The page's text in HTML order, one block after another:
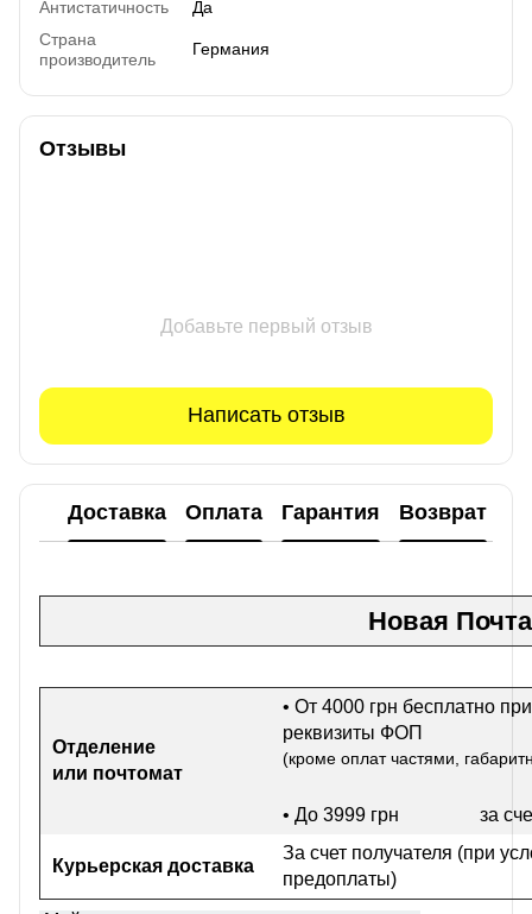
Антистатичность
Да
Страна
производитель
Германия
Отзывы
Добавьте первый отзыв
Написать отзыв
Доставка Оплата Гарантия Возврат
Новая Почта
Отделение
или почтомат
• От 4000 грн бесплатно
реквизиты ФОП
(кроме оплат частями,
• До 3999 грн за
Курьерская доставка
За счет получателя (при
предоплаты)